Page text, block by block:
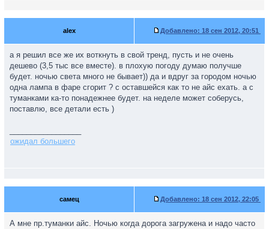
alex Добавлено: 18 сен 2012, 20:51
а я решил все же их воткнуть в свой тренд, пусть и не очень
дешево (3,5 тыс все вместе). в плохую погоду думаю получше
будет. ночью света много не бывает)) да и вдруг за городом ночью
одна лампа в фаре сгорит ? с оставшейся как то не айс ехать. а с
туманками ка-то понадежнее будет. на неделе может соберусь,
поставлю, все детали есть )
ожидал большего
самец Добавлено: 18 сен 2012, 22:05
А мне пр.туманки айс. Ночью когда дорога загружена и надо часто